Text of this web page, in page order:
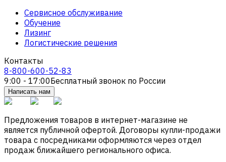
Сервисное обслуживание
Обучение
Лизинг
Логистические решения
Контакты
8-800-600-52-83
9:00 - 17:00Бесплатный звонок по России
Написать нам
Предложения товаров в интернет-магазине не
является публичной офертой. Договоры купли-продажи
товара с посредниками оформляются через отдел
продаж ближайшего регионального офиса.